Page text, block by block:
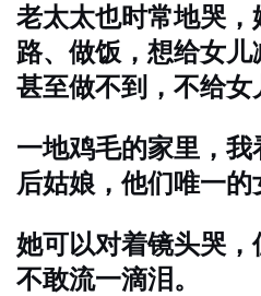
老太太也时常地哭
路、做饭，想给女
甚至做不到，不给女
一地鸡毛的家里，
后姑娘，他们唯一的
她可以对着镜头哭
不敢流一滴泪。